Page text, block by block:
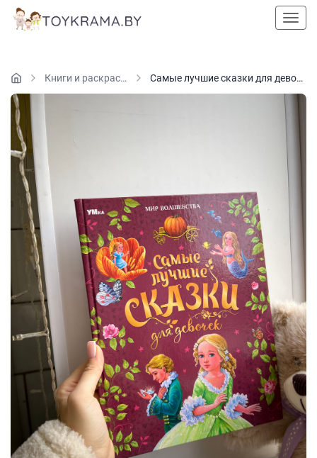
Книги и раскраски Самые лучшие сказки для девочек